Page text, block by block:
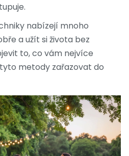
nabízejí mnoho
a užít si života bez
to, co vám nejvíce
metody zařazovat do